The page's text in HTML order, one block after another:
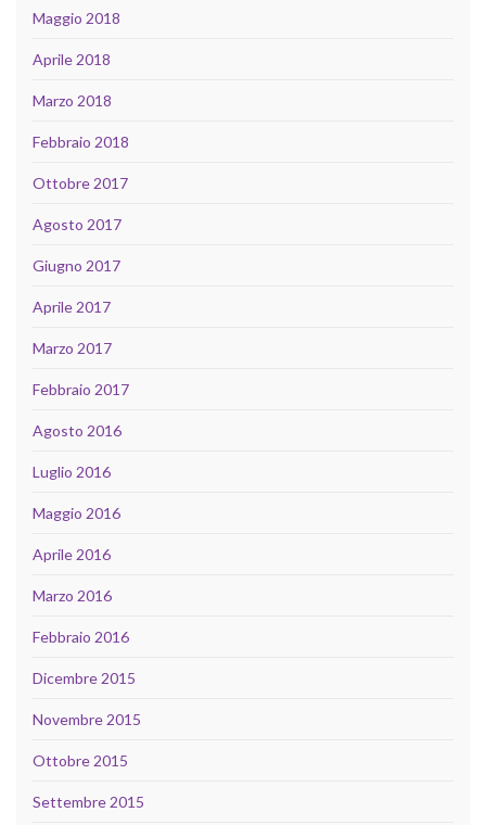
Maggio 2018
Aprile 2018
Marzo 2018
Febbraio 2018
Ottobre 2017
Agosto 2017
Giugno 2017
Aprile 2017
Marzo 2017
Febbraio 2017
Agosto 2016
Luglio 2016
Maggio 2016
Aprile 2016
Marzo 2016
Febbraio 2016
Dicembre 2015
Novembre 2015
Ottobre 2015
Settembre 2015